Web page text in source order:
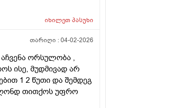
იხილეთპასუხი
თარიღი :04-02-2026
ორსულობა ,
ისე, მუდმივად არ
1 2 წუთი და შემდეგ
თითქოს უფრო